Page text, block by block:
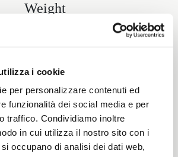
i cookie
per personalizzare contenuti ed
funzionalità dei social media e per
traffico. Condividiamo inoltre
in cui utilizza il nostro sito con i
occupano di analisi dei dati web,
Weight
Height
140/143 CM